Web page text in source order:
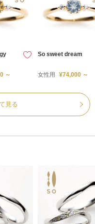
～
So sweet dream
女性用 ¥74,000 ～
見る